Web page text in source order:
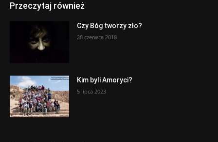
Przeczytaj również
Czy Bóg tworzy zło?
28 czerwca 2018
Kim byli Amoryci?
5 lipca 2023